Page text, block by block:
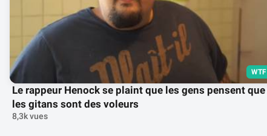
WTF
Le rappeur Henock se plaint que les gens pensent que
les gitans sont des voleurs
8,3k vues